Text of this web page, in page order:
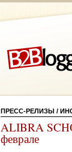
ПРЕСС-РЕЛИЗЫ /
ALIBRA
феврале